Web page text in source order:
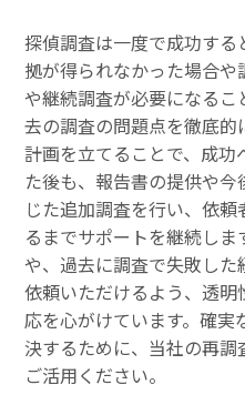
探偵調査は一度で成功す
拠が得られなかった場合
や継続調査が必要になる
去の調査の問題点を徹底
計画を立てることで、成功
た後も、報告書の提供や
じた追加調査を行い、依
るまでサポートを継続し
や、過去に調査で失敗し
依頼いただけるよう、透
応を心がけています。確
決するために、当社の再
ご活用ください。